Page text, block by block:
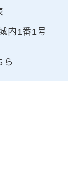
内1番1号
ら